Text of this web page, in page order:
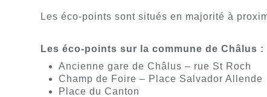
Les éco-points sont situés en majorité à
Les éco-points sur la commune de Châlus :
Ancienne gare de Châlus – rue St Roch
Champ de Foire – Place Salvador Allende
Place du Canton